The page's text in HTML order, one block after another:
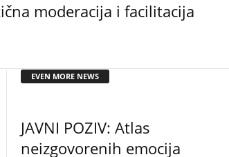
moderacija i facilitacija
EVEN MORE NEWS
JAVNI POZIV: Atlas
neizgovorenih emocija